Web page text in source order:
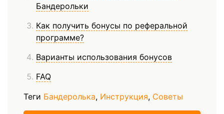
Бандерольки
Как получить бонусы по реферальной
программе?
Варианты использования бонусов
FAQ
Теги Бандеролька, Инструкция, Советы